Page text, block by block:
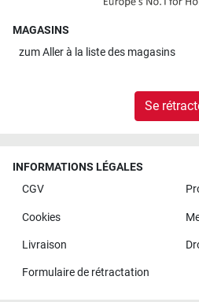
MAGASINS
zumAller à la liste des magasins
Se
INFORMATIONS LÉGALES
CGV
Cookies
Livraison
Formulaire de rétractation